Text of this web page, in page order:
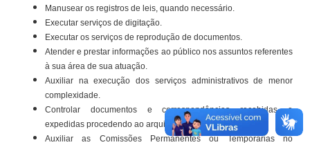
Manusear os registros de leis, quando necessário.
Executar serviços de digitação.
Executar os serviços de reprodução de documentos.
Atender e prestar informações ao público nos assuntos referentes
à sua área de sua atuação.
Auxiliar na execução dos serviços administrativos de menor
complexidade.
Controlar documentos e correspondências recebidas e
expedidas procedendo ao arquivamento ao final.
Auxiliar as Comissões Permanentes ou Temporárias no